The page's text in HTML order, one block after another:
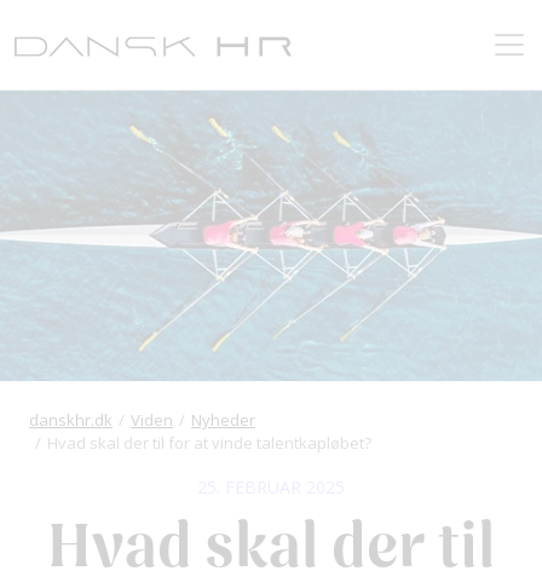
danskhr.dk Viden
Nyheder
Hvad skal der til for at vinde talentkapløbet?
Hvad skal der til